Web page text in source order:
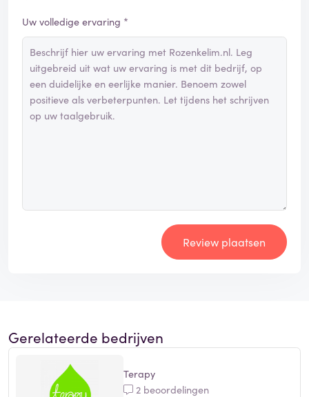
Uw volledige ervaring *
Review plaatsen
Gerelateerde bedrijven
Terapy
2 beoordelingen